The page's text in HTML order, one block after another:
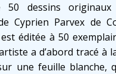
50 dessins
Cyprien Parvex de
éditée à 50
a d’abord tracé à
une feuille blanche,